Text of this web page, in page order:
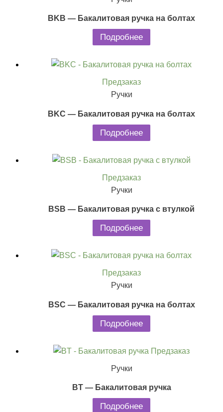
BKB — Бакалитовая ручка на болтах
Подробнее
Предзаказ
Ручки
BKC — Бакалитовая ручка на болтах
Подробнее
Предзаказ
Ручки
BSB — Бакалитовая ручка с втулкой
Подробнее
Предзаказ
Ручки
BSC — Бакалитовая ручка на болтах
Подробнее
Предзаказ
Ручки
BT — Бакалитовая ручка
Подробнее